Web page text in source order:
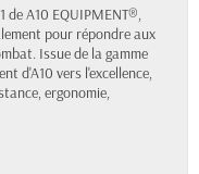
de A10 EQUIPMENT®,
pour répondre aux
Issue de la gamme
d'A10 vers l'excellence,
ergonomie,